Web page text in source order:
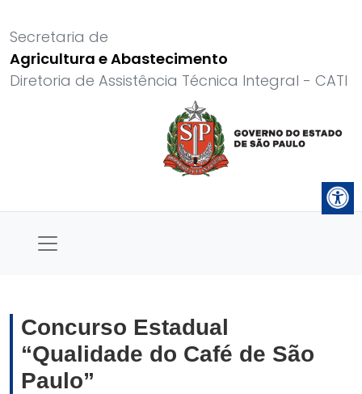
Secretaria de
Agricultura e Abastecimento
Diretoria de Assistência Técnica Integral - CATI
Concurso Estadual
“Qualidade do Café de São
Paulo”